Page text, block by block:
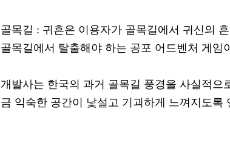
골목길 : 귀흔은 이용자가 골목길에서 귀신의
골목길에서 탈출해야 하는 공포 어드벤처 게임
개발사는 한국의 과거 골목길 풍경을 사실적으
금 익숙한 공간이 낯설고 기괴하게 느껴지도록